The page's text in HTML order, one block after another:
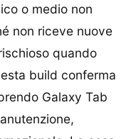
o medio non
non riceve nuove
quando
build conferma
Galaxy Tab